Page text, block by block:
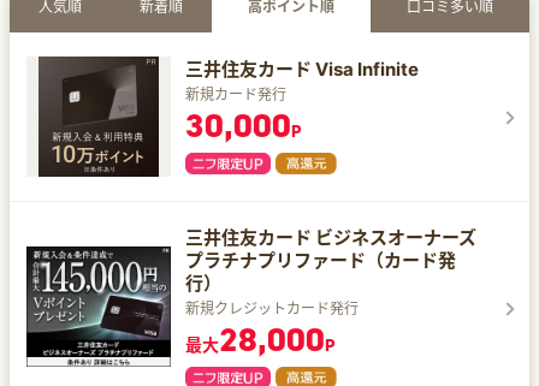
人気順 新着順 高ポイント順 口コミ多い順
三井住友カード Visa Infinite
新規カード発行
30,000P
三井住友カード ビジネスオーナーズ
プラチナプリファード（カード発
行）
新規クレジットカード発行
最大28,000P